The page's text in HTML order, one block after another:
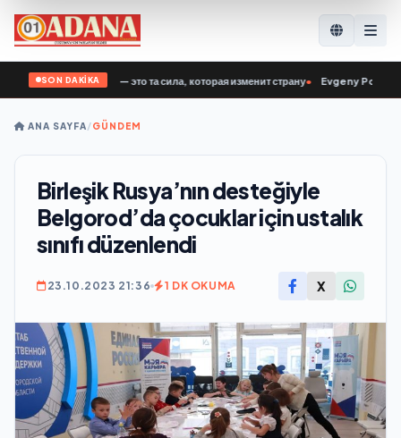
SON DAKİKA
Ветераны СВО — это та сила, которая изменит страну• Evgeny
ANA SAYFA/GÜNDEM
Birleşik Rusya’nın desteğiyle
Belgorod’da çocuklar için ustalık
sınıfı düzenlendi
23.10.2023 21:36 1 DK OKUMA X